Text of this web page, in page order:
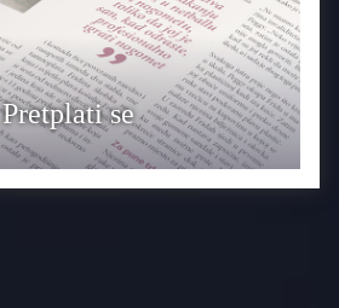
Pretplati se